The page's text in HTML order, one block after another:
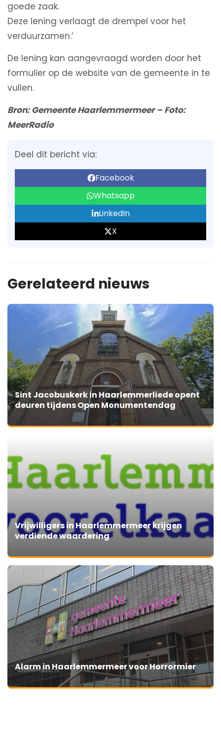
goede zaak.
Deze lening verlaagt de drempel voor het
verduurzamen.’
De lening kan aangevraagd worden door het
formulier op de website van de gemeente in te
vullen.
Bron: Gemeente Haarlemmermeer – Foto:
MeerRadio
Deel dit bericht via:
Facebook
Whatsapp
LinkedIn
X
Gerelateerd nieuws
Sint Jacobuskerk in Haarlemmerliede opent
deuren tijdens Open Monumentendag
Vrijwilligers in Haarlemmermeer krijgen
verdiende waardering
Alarm in Haarlemmermeer voor Horrormier